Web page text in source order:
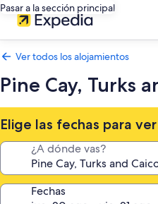
Pasar a la sección principal
Ver todos los alojamientos
Pine Cay, Turks
Elige las fechas para
¿A dónde vas?
Fechas